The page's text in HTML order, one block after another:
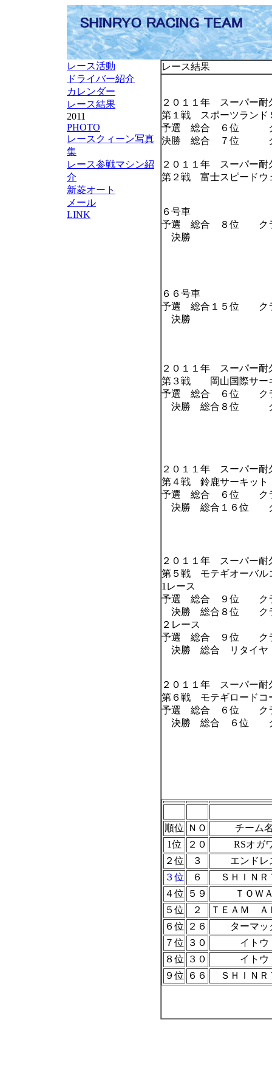
レース活動
ドライバー紹介
カレンダー
レース結果
2011
PHOTO
レースクィーン写真
集
レース参戦マシン紹
介
新菱オート
メール
LINK
レース結果
２０１１年 スーパー耐
第１戦 スポーツラン
予選 総合 ６位 ク
決勝 総合 ７位 ク
２０１１年 スーパー耐
第２戦 富士スピード
６号車
予選 総合 ８位 ク
決勝 クラ
６６号車
予選 総合１５位 ク
決勝 クラ
２０１１年 スーパー耐
第３戦 岡山国際サ
予選 総合 ６位 ク
決勝 総合８位 ク
２０１１年 スーパー耐
第４戦 鈴鹿サーキット
予選 総合 ６位 ク
決勝 総合１６位
２０１１年 スーパー耐
第５戦 モテギオーバル
1レース
予選 総合 ９位 ク
決勝 総合８位 ク
２レース
予選 総合 ９位 ク
決勝 総合 リタイヤ
２０１１年 スーパー耐
第６戦 モテギロードコ
予選 総合 ６位 ク
決勝 総合 ６位 ク
順位 ＮＯ
チーム
1位
２０
RSオガ
２位
３
エンドレ
３位
６
ＳＨＩＮＲ
４位
５９
ＴＯＷ
５位
２
ＴＥＡＭ Ａ
６位
２６
ターマッ
７位
３０
イトウ
８位
３０
イトウ
９位
６６ ＳＨＩＮＲ